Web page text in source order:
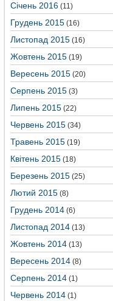
Січень 2016 (11)
Грудень 2015 (16)
Листопад 2015 (16)
Жовтень 2015 (19)
Вересень 2015 (20)
Серпень 2015 (3)
Липень 2015 (22)
Червень 2015 (34)
Травень 2015 (19)
Квітень 2015 (18)
Березень 2015 (25)
Лютий 2015 (8)
Грудень 2014 (6)
Листопад 2014 (13)
Жовтень 2014 (13)
Вересень 2014 (8)
Серпень 2014 (1)
Червень 2014 (1)